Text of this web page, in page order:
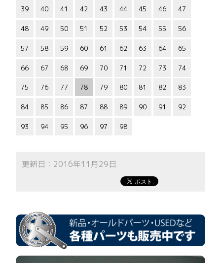
39 40 41 42 43 44 45 46 47
48 49 50 51 52 53 54 55 56
57 58 59 60 61 62 63 64 65
66 67 68 69 70 71 72 73 74
75 76 77 78 79 80 81 82 83
84 85 86 87 88 89 90 91 92
93 94 95 96 97 98
更新日：2016年11月29日